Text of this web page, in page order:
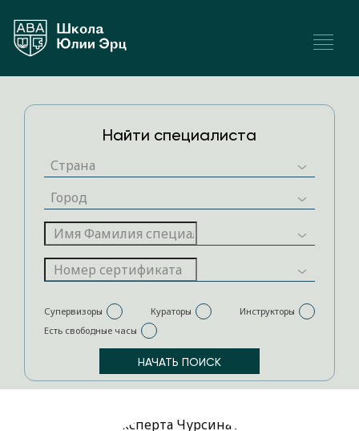
Найти специалиста
Супервизоры Кураторы
Инструкторы
Есть свободные часы